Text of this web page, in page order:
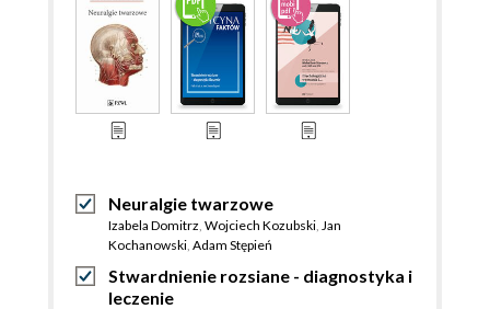
Neuralgie twarzowe
Izabela Domitrz Wojciech Kozubski Jan
Kochanowski Adam Stępień
Stwardnienie rozsiane - diagnostyka i
leczenie